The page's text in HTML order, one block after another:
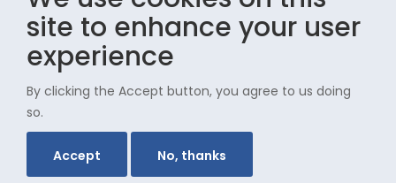
© 1996-2025 Halmay Zoltán Olimpiai Hagyományörző
site to enhance your user
experience
By clicking the Accept button, you agree to us doing
so.
Accept No, thanks